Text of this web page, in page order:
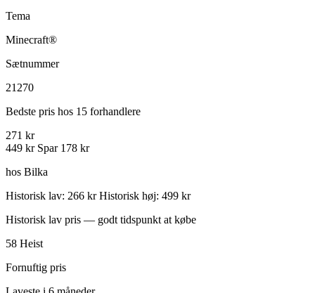
Tema
Minecraft®
Sætnummer
21270
Bedste pris hos 15 forhandlere
271 kr
449 kr Spar 178 kr
hos Bilka
Historisk lav: 266 kr Historisk høj: 499 kr
Historisk lav pris — godt tidspunkt at købe
58 Heist
Fornuftig pris